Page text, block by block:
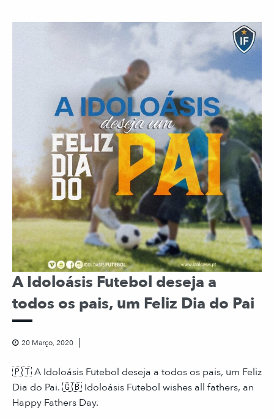
A Idoloásis Futebol deseja a
todos os pais, um Feliz Dia do Pai
20 Março, 2020
🇵🇹 A Idoloásis Futebol deseja a todos os pais, um Feliz
Dia do Pai. 🇬🇧 Idoloásis Futebol wishes all fathers, an
Happy Fathers Day.